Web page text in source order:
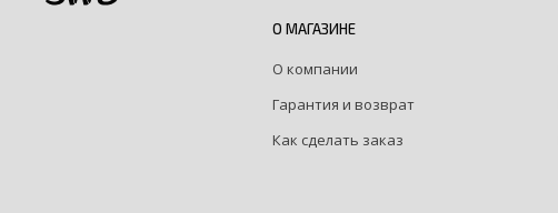
О МАГАЗИНЕ
О компании
Гарантия и возврат
Как сделать заказ